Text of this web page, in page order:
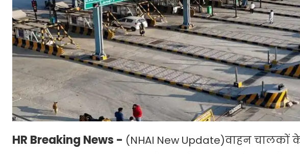
HR Breaking News - (NHAI New Update)वाहन